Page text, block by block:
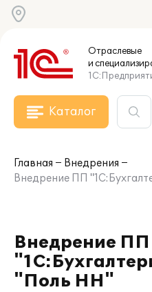
Отраслевые
и
Каталог
Главная
Внедрения
Внедрение ПП
Внедрение ПП
"Поль НН"